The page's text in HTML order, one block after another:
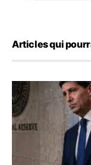
Articles qui
Kevin Warsh